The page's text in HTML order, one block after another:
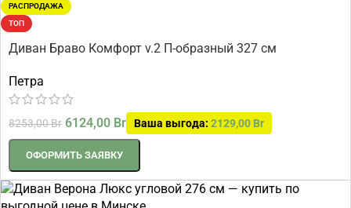
РАСПРОДАЖА
ТОП
Диван Браво Комфорт v.2 П-образный 327 см
Петра
8253,00Br 6124,00 Br Ваша выгода: 2129,00 Br
ОФОРМИТЬ ЗАЯВКУ